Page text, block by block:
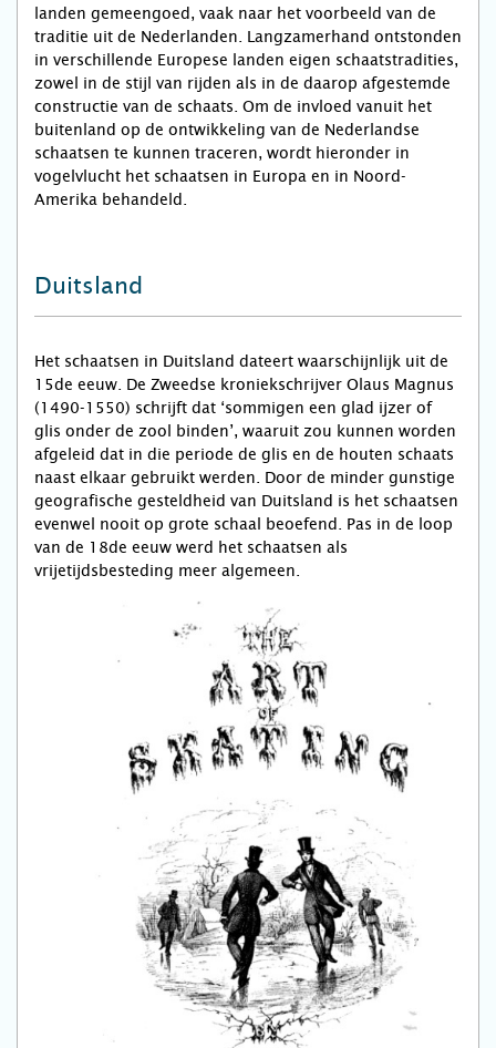
landen gemeengoed, vaak naar het voorbeeld van de
traditie uit de Nederlanden. Langzamerhand ontstonden
in verschillende Europese landen eigen schaatstradities,
zowel in de stijl van rijden als in de daarop afgestemde
constructie van de schaats. Om de invloed vanuit het
buitenland op de ontwikkeling van de Nederlandse
schaatsen te kunnen traceren, wordt hieronder in
vogelvlucht het schaatsen in Europa en in Noord-
Amerika behandeld.
Duitsland
Het schaatsen in Duitsland dateert waarschijnlijk uit de
15de eeuw. De Zweedse kroniekschrijver Olaus Magnus
(1490-1550) schrijft dat ‘sommigen een glad ijzer of
glis onder de zool binden’, waaruit zou kunnen worden
afgeleid dat in die periode de glis en de houten schaats
naast elkaar gebruikt werden. Door de minder gunstige
geografische gesteldheid van Duitsland is het schaatsen
evenwel nooit op grote schaal beoefend. Pas in de loop
van de 18de eeuw werd het schaatsen als
vrijetijdsbesteding meer algemeen.